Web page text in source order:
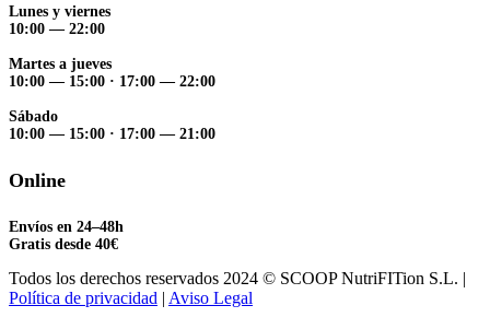
Lunes y viernes
10:00 — 22:00
Martes a jueves
10:00 — 15:00 · 17:00 — 22:00
Sábado
10:00 — 15:00 · 17:00 — 21:00
Online
Envíos en 24–48h
Gratis desde 40€
Todos los derechos reservados 2024 © SCOOP NutriFITion S.L. |
Política de privacidad | Aviso Legal